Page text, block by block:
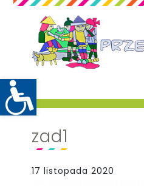
zad1
17 listopada 2020